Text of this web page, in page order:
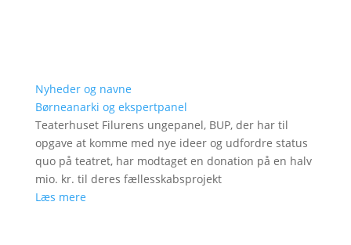
Nyheder og navne
Børneanarki og ekspertpanel
Teaterhuset Filurens ungepanel, BUP, der har til
opgave at komme med nye ideer og udfordre status
quo på teatret, har modtaget en donation på en halv
mio. kr. til deres fællesskabsprojekt
Læs mere